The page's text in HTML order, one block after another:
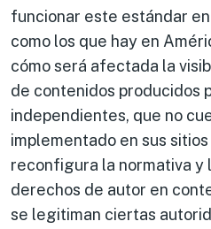
funcionar este estándar
como los que hay en
cómo será afectada la
de contenidos producidos
independientes, que no
implementado en sus
reconfigura la normativa y
derechos de autor en
se legitiman ciertas